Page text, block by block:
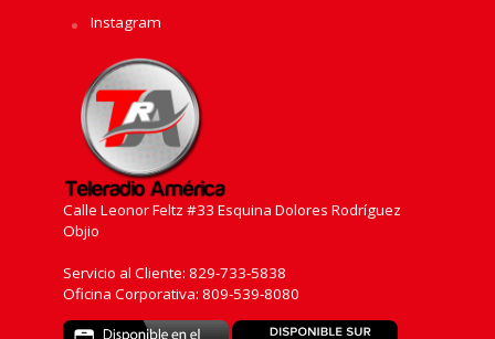
Instagram
Calle Leonor Feltz #33 Esquina Dolores Rodríguez
Objio
Servicio al Cliente: 829-733-5838
Oficina Corporativa: 809-539-8080